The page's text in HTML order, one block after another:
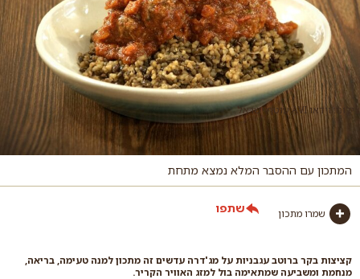
צילום: וידאו AVI עוטף ישראל.
המתכון עם ההסבר המלא נמצא מתחת
שמרו מתכון שתפו
קציצות בקר ברוטב עגבניות על מג'דרה עדשים זה מתכון למנה טעימה, בריאה,
מנחמת ומשביעה שמתאימה בול למזג האוויר הקריר.